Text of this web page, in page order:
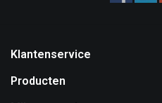
Klantenservice
Producten